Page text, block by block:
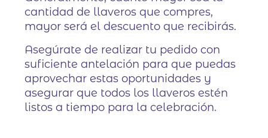
cantidad de llaveros que compres,
mayor será el descuento que recibirás.
Asegúrate de realizar tu pedido con
suficiente antelación para que puedas
aprovechar estas oportunidades y
asegurar que todos los llaveros estén
listos a tiempo para la celebración.